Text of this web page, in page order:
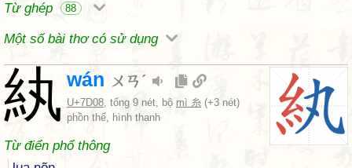
Từ ghép 88
Một số bài thơ có sử dụng
紈 wán ㄨㄢˊ
U+7D08, tổng 9 nét, bộ mì 糸 (+3 nét)
phồn thể, hình thanh
Từ điển phổ thông